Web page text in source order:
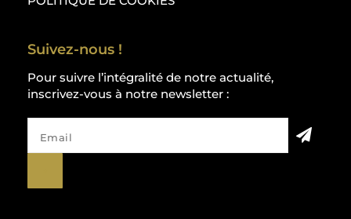
Suivez-nous !
Pour suivre l’intégralité de notre actualité,
inscrivez-vous à notre newsletter :